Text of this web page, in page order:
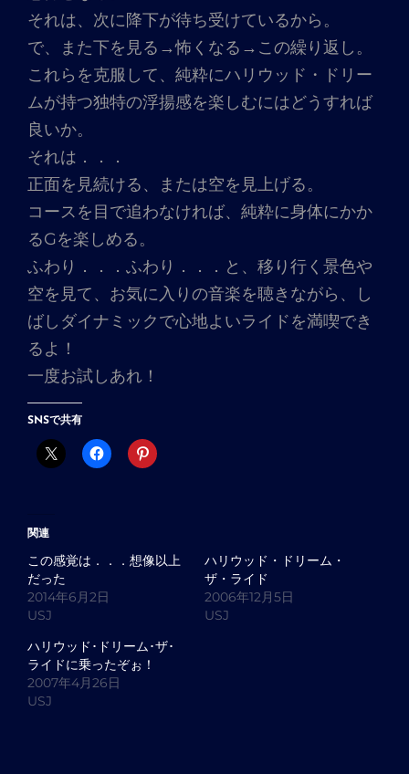
それは、次に降下が待ち受けているから。
で、また下を見る→怖くなる→この繰り返し。
これらを克服して、純粋にハリウッド・ドリー
ムが持つ独特の浮揚感を楽しむにはどうすれば
良いか。
それは．．．
正面を見続ける、または空を見上げる。
コースを目で追わなければ、純粋に身体にかか
るGを楽しめる。
ふわり．．．ふわり．．．と、移り行く景色や
空を見て、お気に入りの音楽を聴きながら、し
ばしダイナミックで心地よいライドを満喫でき
るよ！
一度お試しあれ！
SNSで共有
関連
この感覚は．．．想像以上
だった
2014年6月2日
USJ
ハリウッド・ドリーム・
ザ・ライド
2006年12月5日
USJ
ハリウッド･ドリーム･ザ･
ライドに乗ったぞぉ！
2007年4月26日
USJ